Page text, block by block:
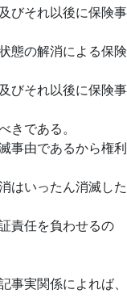
びそれ以後に保険事
態の解消による保険
びそれ以後に保険事
きである。
事由であるから権利
はいったん消滅した
責任を負わせるの
実関係によれば、